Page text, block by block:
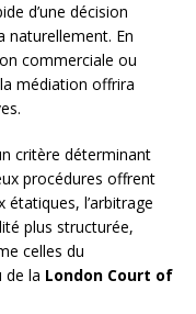
d’une décision
naturellement. En
commerciale ou
médiation offrira
critère déterminant
procédures offrent
l’arbitrage
plus structurée,
celles du
de la London Court of